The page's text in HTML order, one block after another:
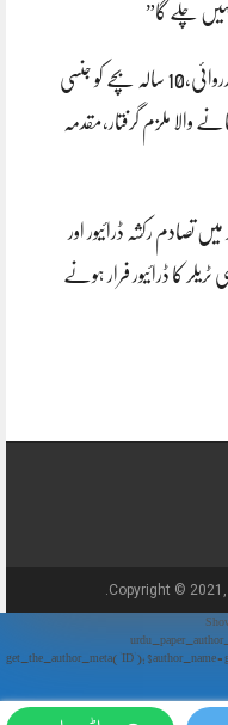
چلے گا”
جہلم پولیس کی کارروائی،10 سالہ بچے کو جنسی
والا ملزم گرفتار،مقدمہ
میں تصادم رکشہ ڈرائیور اور
کا ڈرائیور فرار ہونے
Copyright ©
//
get_the_author_meta('ID'); $author_name =